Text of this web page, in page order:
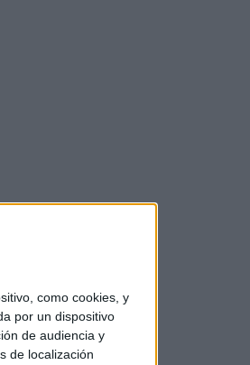
como cookies, y
por un dispositivo
de audiencia y
de localización